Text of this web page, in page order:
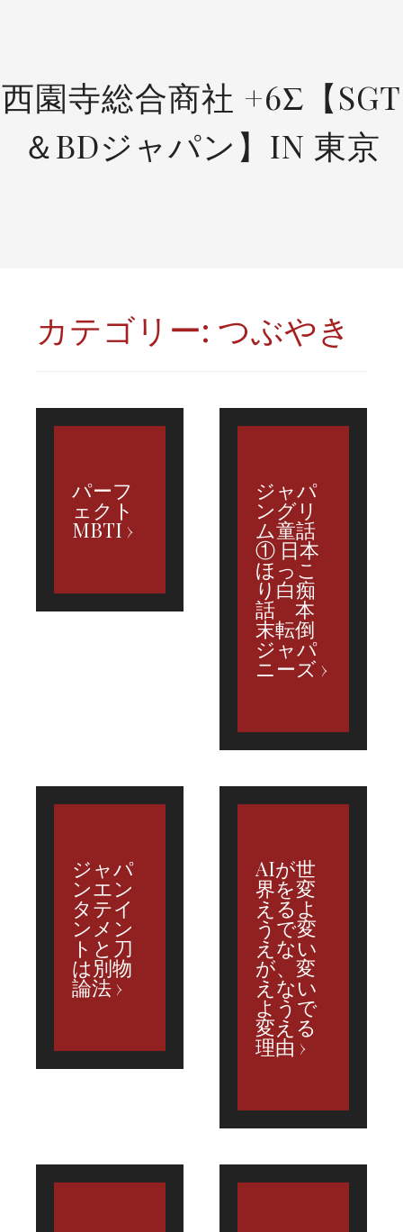
西園寺総合商社 +6Σ【SGT
＆BDジャパン】IN 東京
カテゴリー: つぶやき
パーフ
ェクト
MBTI
ジャパ
ングリ
ム童話
① 日本
ほっこ
り白痴
話 本
末転倒
ジャパ
ニーズ
ジャパ
ンエン
タテイ
ンメン
トと刀
は別物
論法
AIが世
界を変
えるよ
うで変
えない
が、変
えない
ようで
変える
理由